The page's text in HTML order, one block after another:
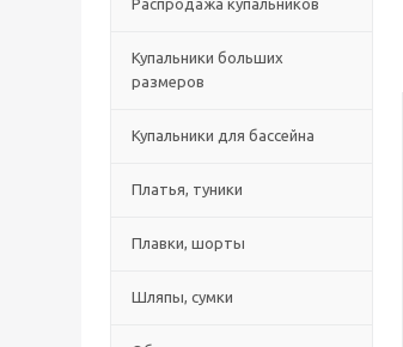
Распродажа купальников
Купальники больших
размеров
Купальники для бассейна
Платья, туники
Плавки, шорты
Шляпы, сумки